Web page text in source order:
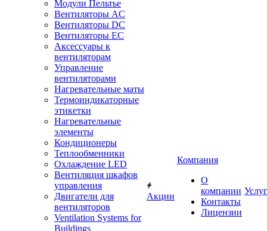
Модули Пельтье
Вентиляторы AC
Вентиляторы DC
Вентиляторы EC
Аксессуары к
вентиляторам
Управление
вентиляторами
Нагревательные маты
Термоиндикаторные
этикетки
Нагревательные
элементы
Кондиционеры
Теплообменники
Охлаждение LED
Вентиляция шкафов
управления
Двигатели для
вентиляторов
Ventilation Systems for
Buildings
Акции
Компания
О
компании
Контакты
Лицензии